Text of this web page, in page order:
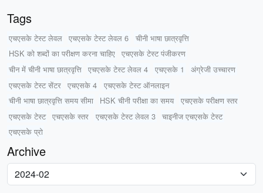
Tags
एचएसके टेस्ट लेवल एचएसके टेस्ट लेवल 6
चीनी भाषा छात्रवृत्ति
HSK को शब्दों का परीक्षण करना चाहिए
एचएसके टेस्ट पंजीकरण
चीन में चीनी भाषा छात्रवृत्ति
एचएसके टेस्ट लेवल 4 एचएसके 1
अंग्रेजी उच्चारण
एचएसके टेस्ट सेंटर
एचएसके 4
एचएसके टेस्ट ऑनलाइन
चीनी भाषा छात्रवृत्ति समय सीमा
HSK चीनी परीक्षा का समय
एचएसके परीक्षण स्तर
एचएसके टेस्ट
एचएसके स्तर एचएसके टेस्ट लेवल 3
चाइनीज एचएसके टेस्ट
एचएसके प्रो
Archive